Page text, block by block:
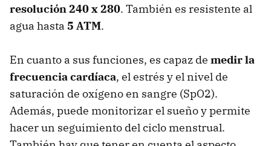
resolución 240 x 280. También es resistente al
agua hasta 5 ATM.
En cuanto a sus funciones, es capaz de medir la
frecuencia cardíaca, el estrés y el nivel de
saturación de oxígeno en sangre (SpO2).
Además, puede monitorizar el sueño y permite
hacer un seguimiento del ciclo menstrual.